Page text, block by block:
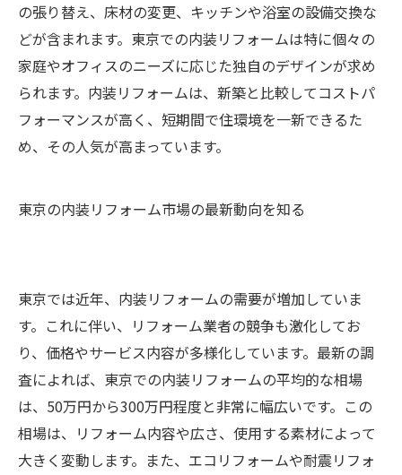
の張り替え、床材の変更、キッチンや浴室の設備交換な
どが含まれます。東京での内装リフォームは特に個々の
家庭やオフィスのニーズに応じた独自のデザインが求め
られます。内装リフォームは、新築と比較してコストパ
フォーマンスが高く、短期間で住環境を一新できるた
め、その人気が高まっています。
東京の内装リフォーム市場の最新動向を知る
東京では近年、内装リフォームの需要が増加していま
す。これに伴い、リフォーム業者の競争も激化してお
り、価格やサービス内容が多様化しています。最新の調
査によれば、東京での内装リフォームの平均的な相場
は、50万円から300万円程度と非常に幅広いです。この
相場は、リフォーム内容や広さ、使用する素材によって
大きく変動します。また、エコリフォームや耐震リフォ